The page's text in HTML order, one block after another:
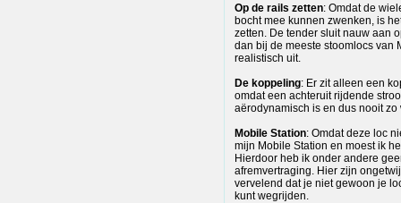
Op de rails zetten: Omdat de
bocht mee kunnen zwenken, is
zetten. De tender sluit nauw aan
dan bij de meeste stoomlocs van
realistisch uit.
De koppeling: Er zit alleen een
omdat een achteruit rijdende
aërodynamisch is en dus nooit zo
Mobile Station: Omdat deze loc
mijn Mobile Station en moest ik
Hierdoor heb ik onder andere
afremvertraging. Hier zijn
vervelend dat je niet gewoon je
kunt wegrijden.